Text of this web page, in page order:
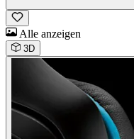
Alle anzeigen
3D